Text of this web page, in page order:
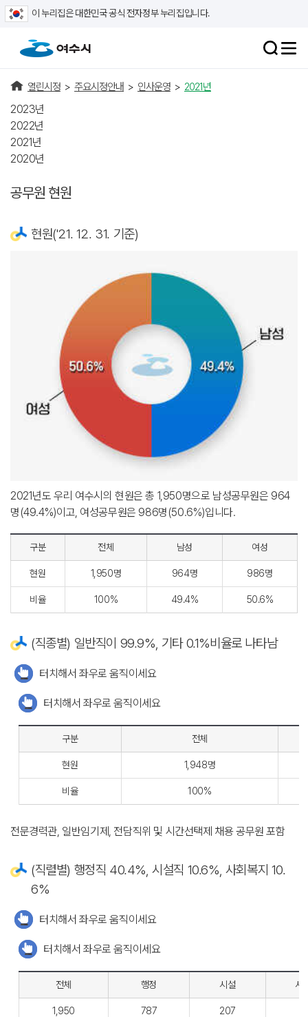
이 누리집은 대한민국 공식 전자정부 누리집입니다.
열린시정 > 주요시정안내 > 인사운영 > 2021년
2023년
2022년
2021년
2020년
공무원 현원
현원('21. 12. 31. 기준)
2021년도 우리 여수시의 현원은 총 1,950명으로 남성공무원은 964
명(49.4%)이고, 여성공무원은 986명(50.6%)입니다.
구분 전체 남성 여성
현원 1,950명 964명 986명
비율 100% 49.4% 50.6%
(직종별) 일반직이 99.9%, 기타 0.1%비율로 나타남
터치해서 좌우로 움직이세요
터치해서 좌우로 움직이세요
구분 전체
현원 1,948명
비율 100%
전문경력관, 일반임기제, 전담직위 및 시간선택제 채용 공무원 포함
(직렬별) 행정직 40.4%, 시설직 10.6%, 사회복지 10.
6%
터치해서 좌우로 움직이세요
터치해서 좌우로 움직이세요
전체 행정 시설 사
1,950 787 207